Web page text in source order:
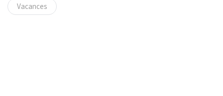
Vacances